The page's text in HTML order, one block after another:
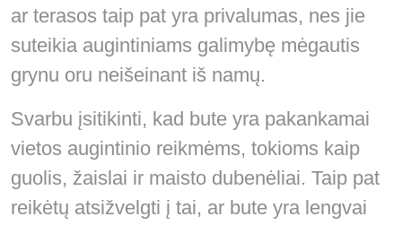
ar terasos taip pat yra privalumas, nes jie
suteikia augintiniams galimybę mėgautis
grynu oru neišeinant iš namų.
Svarbu įsitikinti, kad bute yra pakankamai
vietos augintinio reikmėms, tokioms kaip
guolis, žaislai ir maisto dubenėliai. Taip pat
reikėtų atsižvelgti į tai, ar bute yra lengvai